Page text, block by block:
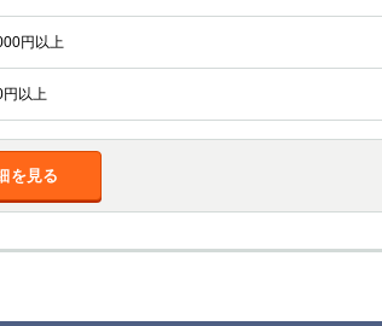
円以上
以上
を見る